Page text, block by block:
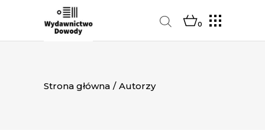
0
Strona główna / Autorzy